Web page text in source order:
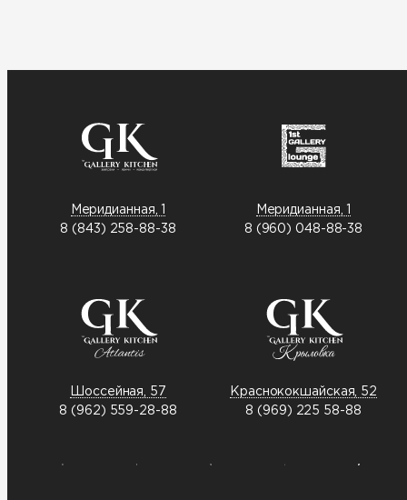
Меридианная, 1
8 (843) 258-88-38
Меридианная, 1
8 (960) 048-88-38
Шоссейная, 57
8 (962) 559-28-88
Краснококшайская, 52
8 (969) 225 58-88